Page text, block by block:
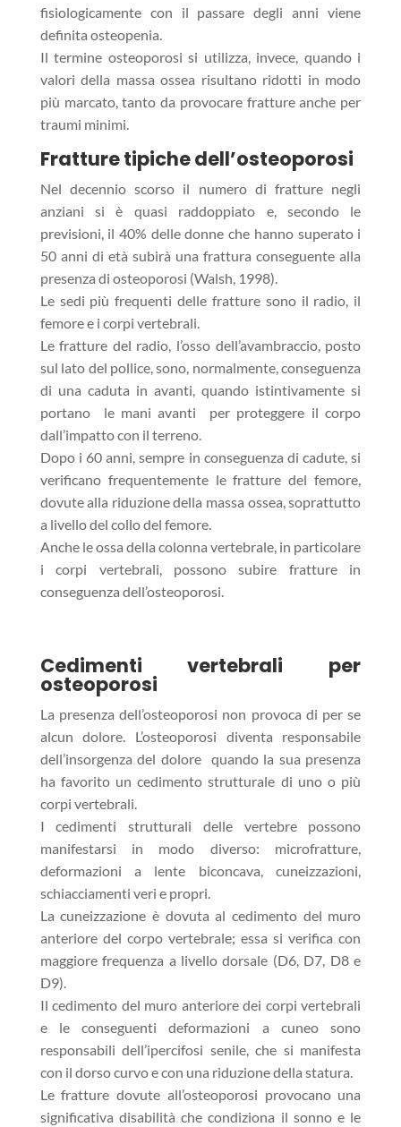
fisiologicamente con il passare degli anni viene
definita osteopenia.
Il termine osteoporosi si utilizza, invece, quando i
valori della massa ossea risultano ridotti in modo
più marcato, tanto da provocare fratture anche per
traumi minimi.
Fratture tipiche dell’osteoporosi
Nel decennio scorso il numero di fratture negli
anziani si è quasi raddoppiato e, secondo le
previsioni, il 40% delle donne che hanno superato i
50 anni di età subirà una frattura conseguente alla
presenza di osteoporosi (Walsh, 1998).
Le sedi più frequenti delle fratture sono il radio, il
femore e i corpi vertebrali.
Le fratture del radio, l’osso dell’avambraccio, posto
sul lato del pollice, sono, normalmente, conseguenza
di una caduta in avanti, quando istintivamente si
portano le mani avanti per proteggere il corpo
dall’impatto con il terreno.
Dopo i 60 anni, sempre in conseguenza di cadute, si
verificano frequentemente le fratture del femore,
dovute alla riduzione della massa ossea, soprattutto
a livello del collo del femore.
Anche le ossa della colonna vertebrale, in particolare
i corpi vertebrali, possono subire fratture in
conseguenza dell’osteoporosi.
Cedimenti vertebrali per
osteoporosi
La presenza dell’osteoporosi non provoca di per se
alcun dolore. L’osteoporosi diventa responsabile
dell’insorgenza del dolore quando la sua presenza
ha favorito un cedimento strutturale di uno o più
corpi vertebrali.
I cedimenti strutturali delle vertebre possono
manifestarsi in modo diverso: microfratture,
deformazioni a lente biconcava, cuneizzazioni,
schiacciamenti veri e propri.
La cuneizzazione è dovuta al cedimento del muro
anteriore del corpo vertebrale; essa si verifica con
maggiore frequenza a livello dorsale (D6, D7, D8 e
D9).
Il cedimento del muro anteriore dei corpi vertebrali
e le conseguenti deformazioni a cuneo sono
responsabili dell’ipercifosi senile, che si manifesta
con il dorso curvo e con una riduzione della statura.
Le fratture dovute all’osteoporosi provocano una
significativa disabilità che condiziona il sonno e le